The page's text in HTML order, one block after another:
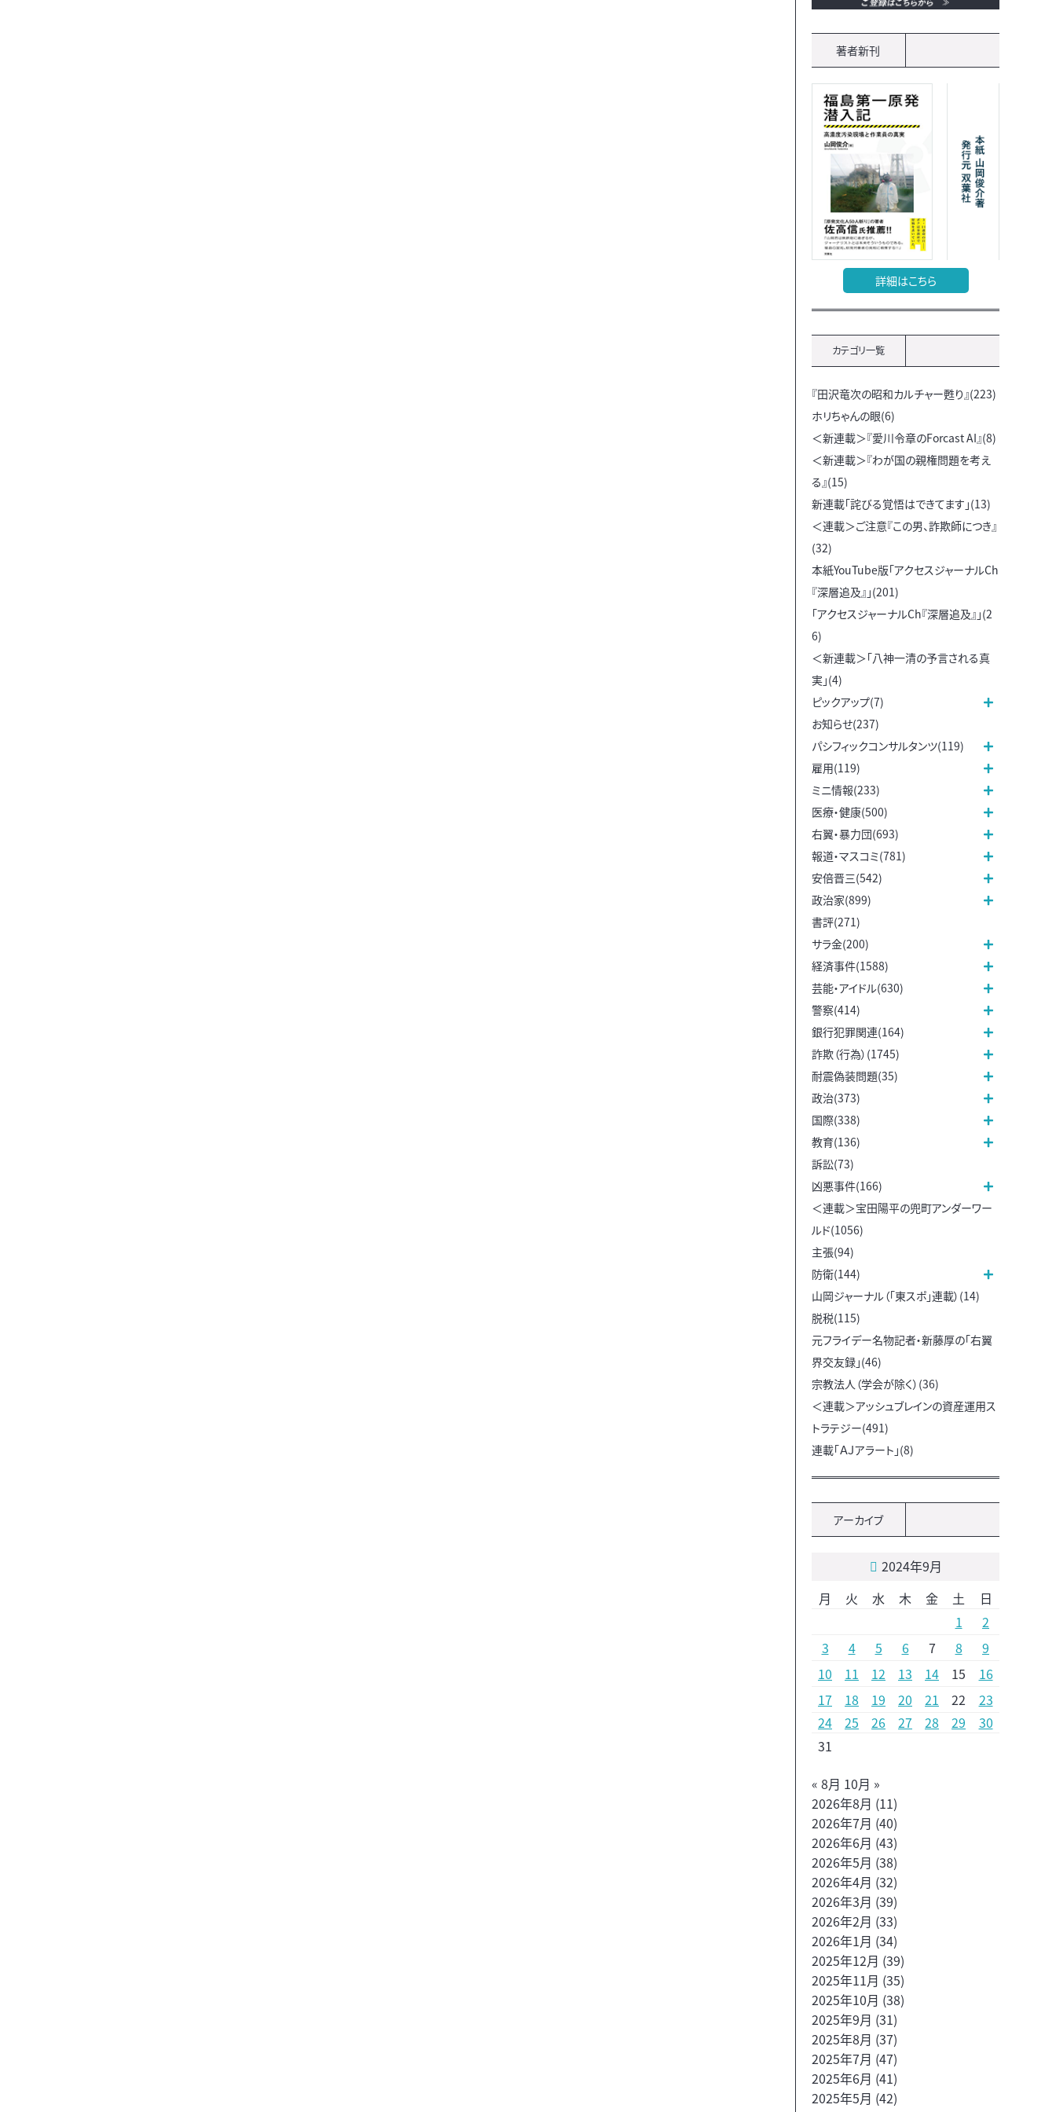
著者新刊
詳細はこちら
カテゴリ一覧
『田沢竜次の昭和カルチャー甦り』(223)
ホリちゃんの眼(6)
＜新連載＞『愛川令章のForcast AI』(8)
＜新連載＞『わが国の親権問題を考え
る』(15)
新連載「詫びる覚悟はできてます」(13)
＜連載＞ご注意『この男、詐欺師につき』
(32)
本紙YouTube版「アクセスジャーナルCh
『深層追及』」(201)
「アクセスジャーナルCh『深層追及』」(2
6)
＜新連載＞「八神一清の予言される真
実」(4)
ピックアップ(7)
お知らせ(237)
パシフィックコンサルタンツ(119)
雇用(119)
ミニ情報(233)
医療・健康(500)
右翼・暴力団(693)
報道・マスコミ(781)
安倍晋三(542)
政治家(899)
書評(271)
サラ金(200)
経済事件(1588)
芸能・アイドル(630)
警察(414)
銀行犯罪関連(164)
詐欺（行為）(1745)
耐震偽装問題(35)
政治(373)
国際(338)
教育(136)
訴訟(73)
凶悪事件(166)
＜連載＞宝田陽平の兜町アンダーワー
ルド(1056)
主張(94)
防衛(144)
山岡ジャーナル（「東スポ」連載）(14)
脱税(115)
元フライデー名物記者・新藤厚の「右翼
界交友録」(46)
宗教法人（学会が除く）(36)
＜連載＞アッシュブレインの資産運用ス
トラテジー(491)
連載「ＡＪアラート」(8)
アーカイブ
2024年9月
月
火 水 木 金 土
日
1
2
3
4 5 6 7 8
9
10
11 12 13 14 15
16
17
18 19 20 21 22
23
24
25 26 27 28 29
30
31
« 8月 10月 »
2026年8月 (11)
2026年7月 (40)
2026年6月 (43)
2026年5月 (38)
2026年4月 (32)
2026年3月 (39)
2026年2月 (33)
2026年1月 (34)
2025年12月 (39)
2025年11月 (35)
2025年10月 (38)
2025年9月 (31)
2025年8月 (37)
2025年7月 (47)
2025年6月 (41)
2025年5月 (42)